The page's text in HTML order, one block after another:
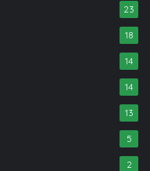
23
18
14
14
13
5
2